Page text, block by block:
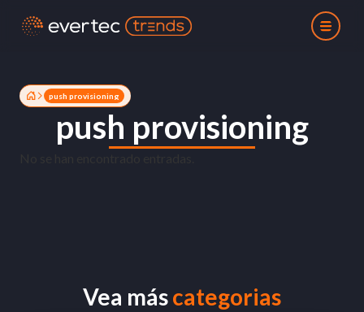
push provisioning
push provisioning
Vea máscategorias